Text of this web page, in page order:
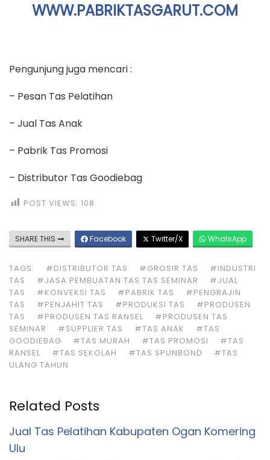
WWW.PABRIKTASGARUT.COM
Pengunjung juga mencari :
– Pesan Tas Pelatihan
– Jual Tas Anak
– Pabrik Tas Promosi
– Distributor Tas Goodiebag
POST VIEWS: 108
SHARE THIS Facebook Twitter/X WhatsApp
TAGS: #DISTRIBUTOR TAS #GROSIR TAS
#INDUSTRI
TAS
#JASA PEMBUATAN TAS TAS SEMINAR
#JUAL
TAS
#KONVEKSI TAS #PABRIK TAS
#PENGRAJIN
TAS
#PENJAHIT TAS #PRODUKSI TAS
#PRODUSEN
TAS
#PRODUSEN TAS RANSEL
#PRODUSEN TAS
SEMINAR
#SUPPLIER TAS #TAS ANAK
#TAS
GOODIEBAG
#TAS MURAH #TAS PROMOSI
#TAS
RANSEL
#TAS SEKOLAH #TAS SPUNBOND
#TAS
ULANG TAHUN
Related Posts
Jual Tas Pelatihan Kabupaten Ogan Komering
Ulu